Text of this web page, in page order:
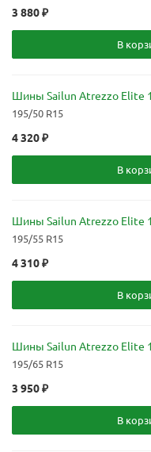
3 880₽
В
Шины Sailun Atrezzo Elite
195/50 R15
4 320₽
В
Шины Sailun Atrezzo Elite
195/55 R15
4 310₽
В
Шины Sailun Atrezzo Elite
195/65 R15
3 950₽
В